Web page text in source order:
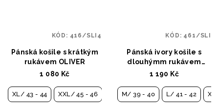
Pánská košile s krátkým
rukávem OLIVER
1 080 Kč
XL/ 43 - 44 XXL/ 45 - 46
KÓD: 416/SLI4
Pánská ivory košile s
dlouhýmm rukávem
VOJTĚCH
1 190 Kč
M/ 39 - 40 L/ 41 - 42
KÓD: 461/SLI